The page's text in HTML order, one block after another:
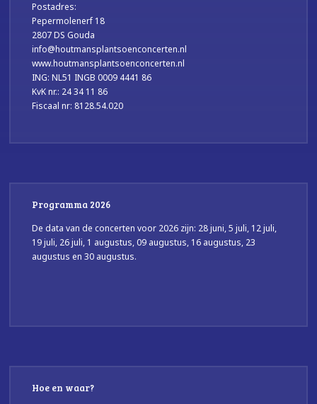
Postadres:
Pepermolenerf 18
2807 DS Gouda
info@houtmansplantsoenconcerten.nl
www.houtmansplantsoenconcerten.nl
ING: NL51 INGB 0009 4441 86
KvK nr.: 24 34 11 86
Fiscaal nr: 8128.54.020
Programma 2026
De data van de concerten voor 2026 zijn: 28 juni, 5 juli, 12 juli,
19 juli, 26 juli, 1 augustus, 09 augustus, 16 augustus, 23
augustus en 30 augustus.
Hoe en waar?